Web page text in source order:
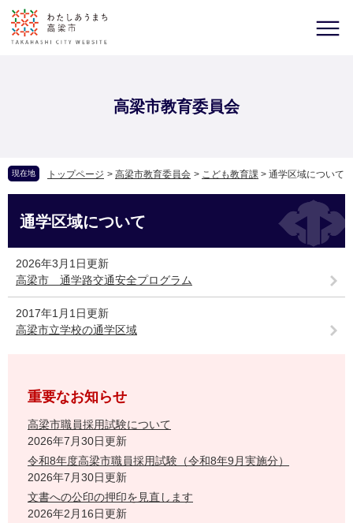
高梁市教育委員会
現在地 トップページ > 高梁市教育委員会 > こども教育課 > 通学区域について
通学区域について
2026年3月1日更新
高梁市 通学路交通安全プログラム
2017年1月1日更新
高梁市立学校の通学区域
重要なお知らせ
高梁市職員採用試験について
2026年7月30日更新
令和8年度高梁市職員採用試験（令和8年9月実施分）
2026年7月30日更新
文書への公印の押印を見直します
2026年2月16日更新